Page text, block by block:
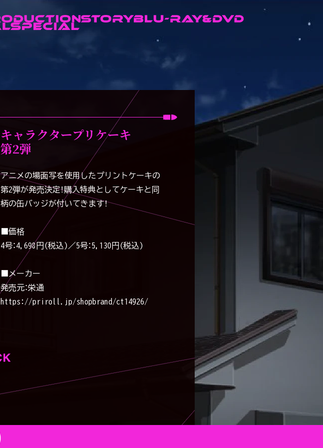
キャラクタープリケーキ
第2弾
アニメの場面写を使用したプリントケーキの
第2弾が発売決定！購入特典としてケーキと同
柄の缶バッジが付いてきます！
■価格
4号：4,698円(税込)／5号：5,130円(税込)
■メーカー
発売元：栄通
https://priroll.jp/shopbrand/ct14926/